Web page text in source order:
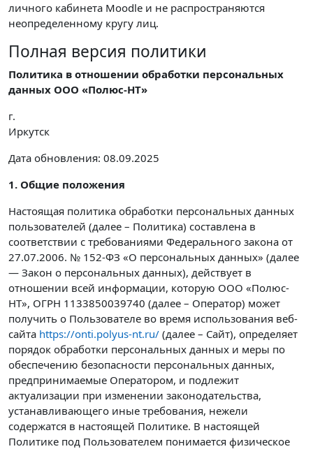
личного кабинета Moodle и не распространяются
неопределенному кругу лиц.
Полная версия политики
Политика в отношении обработки персональных
данных ООО «Полюс-НТ»
г.
Иркутск
Дата обновления: 08.09.2025
1. Общие положения
Настоящая политика обработки персональных данных
пользователей (далее – Политика) составлена в
соответствии с требованиями Федерального закона от
27.07.2006. № 152-ФЗ «О персональных данных» (далее
— Закон о персональных данных), действует в
отношении всей информации, которую ООО «Полюс-
НТ», ОГРН 1133850039740 (далее – Оператор) может
получить о Пользователе во время использования веб-
сайта https://onti.polyus-nt.ru/ (далее – Сайт), определяет
порядок обработки персональных данных и меры по
обеспечению безопасности персональных данных,
предпринимаемые Оператором, и подлежит
актуализации при изменении законодательства,
устанавливающего иные требования, нежели
содержатся в настоящей Политике. В настоящей
Политике под Пользователем понимается физическое